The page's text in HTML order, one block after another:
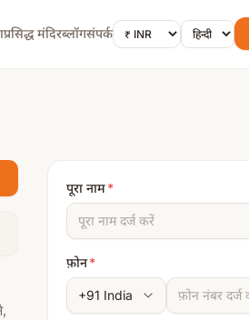
प्रसिद्ध मंदिरब्लॉगसंपर्क
पूरा नाम*
फ़ोन*